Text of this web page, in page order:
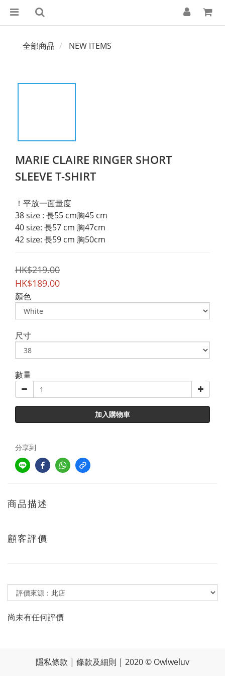
全部商品 NEW ITEMS
MARIE CLAIRE RINGER SHORT
SLEEVE T-SHIRT
！平放一面量度
38 size : 長55 cm胸45 cm
40 size: 長57 cm 胸47cm
42 size: 長59 cm 胸50cm
HK$219.00
HK$189.00
顏色
尺寸
數量
加入購物車
分享到
商品描述
顧客評價
尚未有任何評價
隱私條款 | 條款及細則 | 2020 © Owlweluv